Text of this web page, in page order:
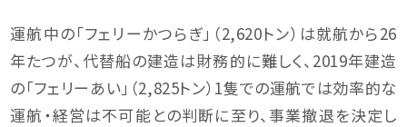
運航中の「フェリーかつらぎ」（2,620トン）は就航から26
年たつが、代替船の建造は財務的に難しく、2019年建造
の「フェリーあい」（2,825トン）1隻での運航では効率的な
運航・経営は不可能との判断に至り、事業撤退を決定し